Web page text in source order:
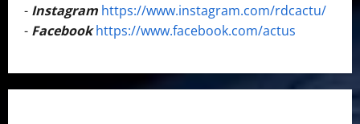
- Instagram https://www.instagram.com/rdcactu/
- Facebook https://www.facebook.com/actus